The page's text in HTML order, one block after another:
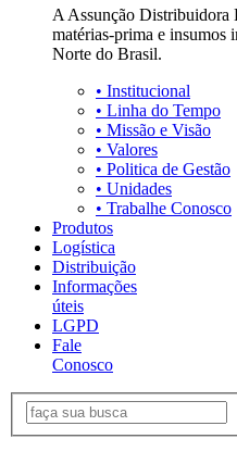
A Assunção Distribuidora
matérias-prima e insumos
Norte do Brasil.
• Institucional
• Linha do Tempo
• Missão e Visão
• Valores
• Politica de Gestão
• Unidades
• Trabalhe Conosco
Produtos
Logística
Distribuição
Informações
úteis
LGPD
Fale
Conosco